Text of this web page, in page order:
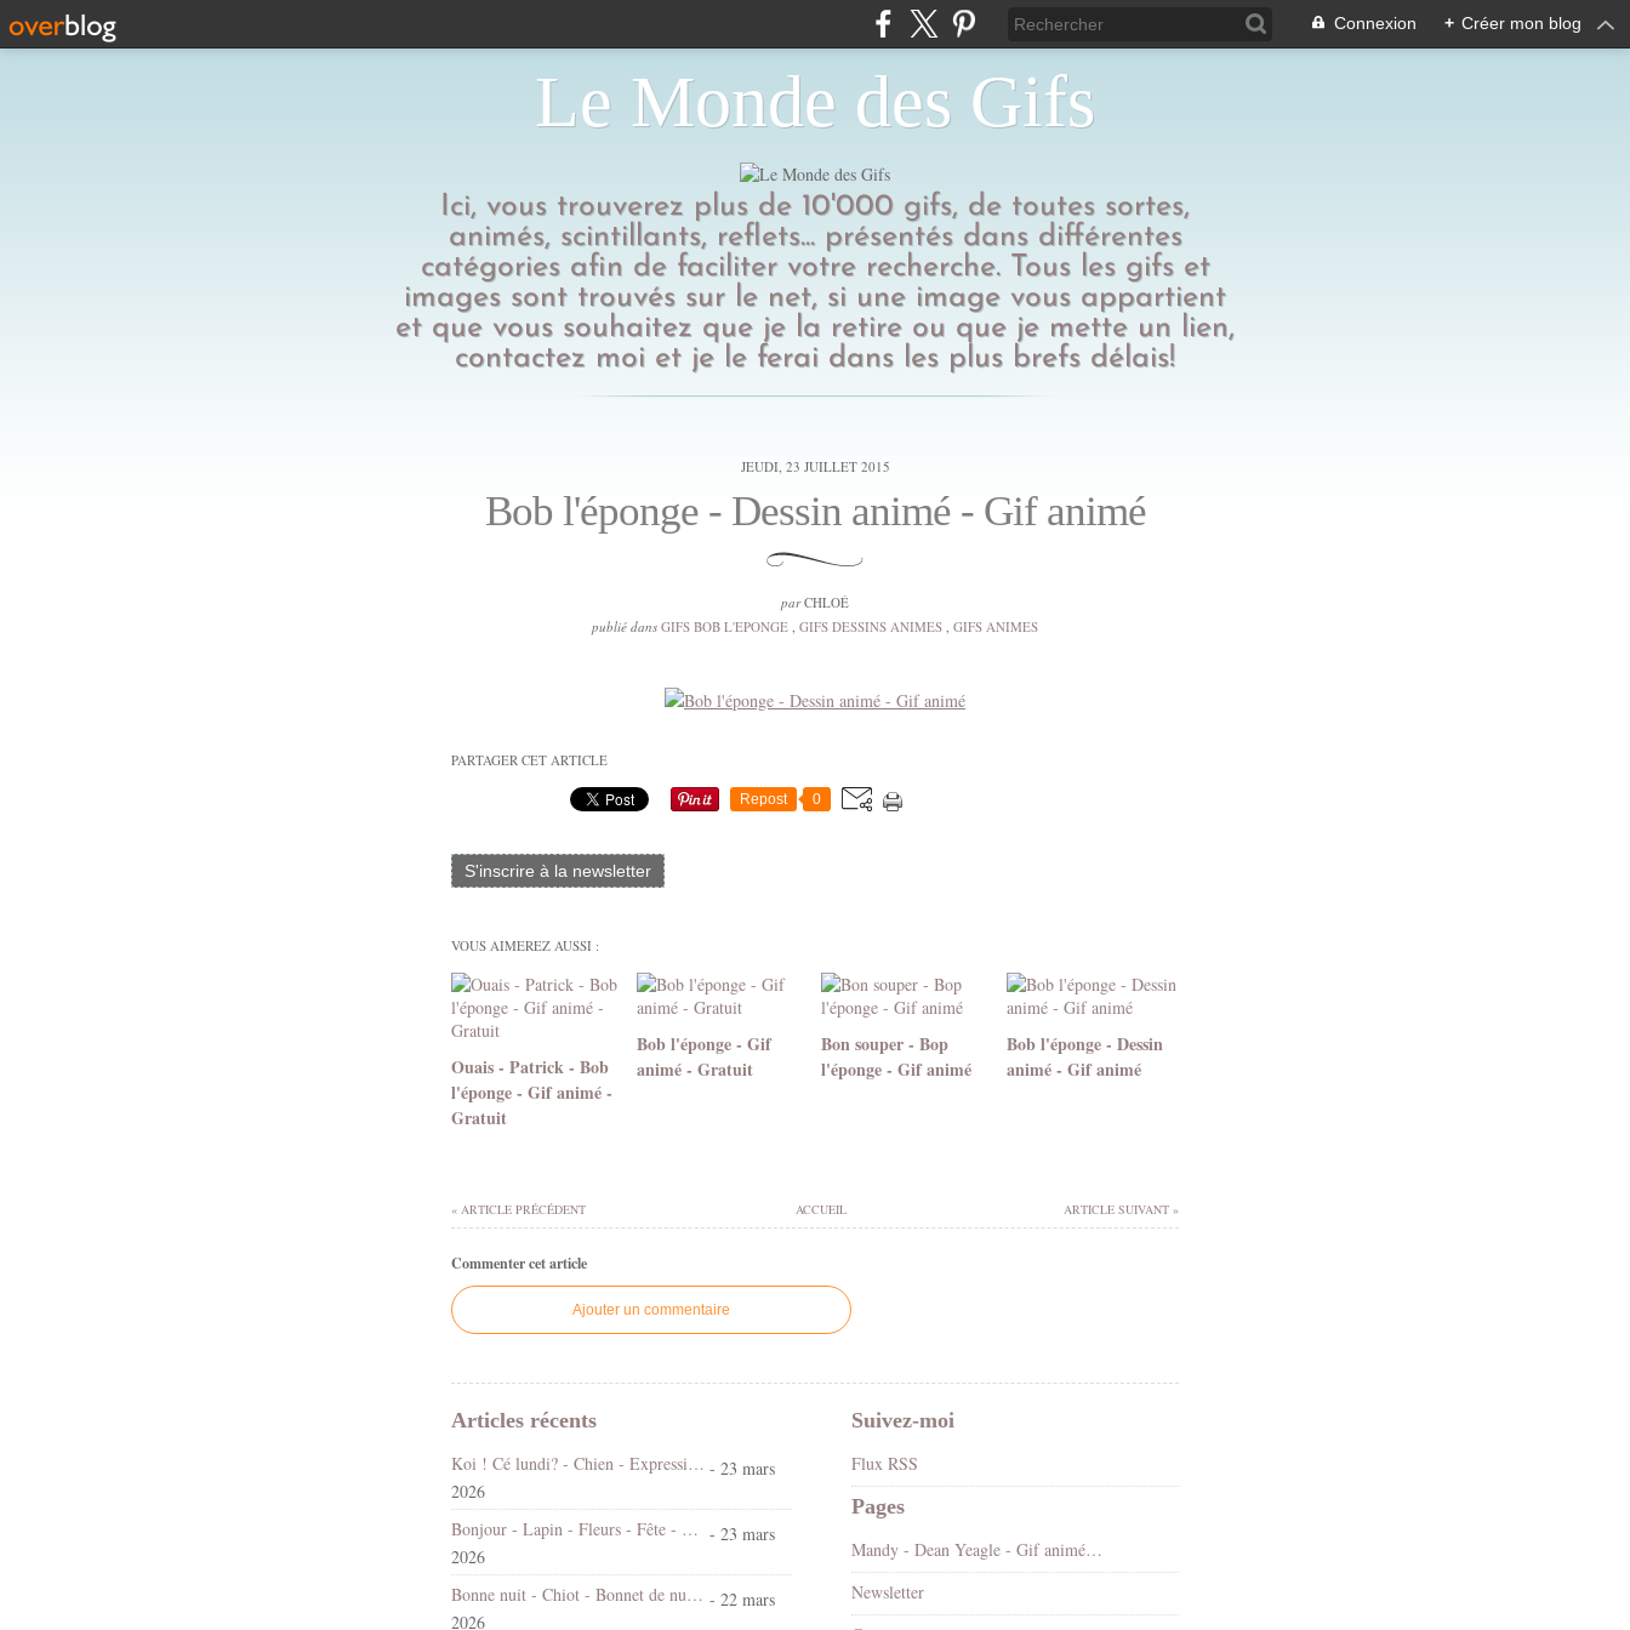
Connexion + Créer mon blog
Le Monde des Gifs
Ici, vous trouverez plus de 10'000 gifs, de toutes sortes,
animés, scintillants, reflets... présentés dans différentes
catégories afin de faciliter votre recherche. Tous les gifs et
images sont trouvés sur le net, si une image vous appartient
et que vous souhaitez que je la retire ou que je mette un lien,
contactez moi et je le ferai dans les plus brefs délais!
JEUDI, 23 JUILLET 2015
Bob l'éponge - Dessin animé - Gif animé
parCHLOÉ
publié dans GIFS BOB L'EPONGE , GIFS DESSINS ANIMES , GIFS ANIMES
PARTAGER CET ARTICLE
Repost 0
S'inscrire à la newsletter
VOUS AIMEREZ AUSSI :
Ouais - Patrick - Bob
l'éponge - Gif animé -
Gratuit
Bob l'éponge - Gif
animé - Gratuit
Bon souper - Bop
l'éponge - Gif animé
Bob l'éponge - Dessin
animé - Gif animé
ACCUEIL
« ARTICLE PRÉCÉDENT ARTICLE SUIVANT »
Commenter cet article
Ajouter un commentaire
Articles récents
Koi ! Cé lundi? - Chien - Expression - Gif scintillant - Gratuit - 23 mars
2026
Bonjour - Lapin - Fleurs - Fête - Pâques - Gif scintillant - Gratuit - 23 mars
2026
Bonne nuit - Chiot - Bonnet de nuit - Cute - Gif animé - Gratuit - 22 mars
2026
Suivez-moi
Flux RSS
Pages
Mandy - Dean Yeagle - Gif animé - Scintillants - Render-Tube - Gratuit
Newsletter